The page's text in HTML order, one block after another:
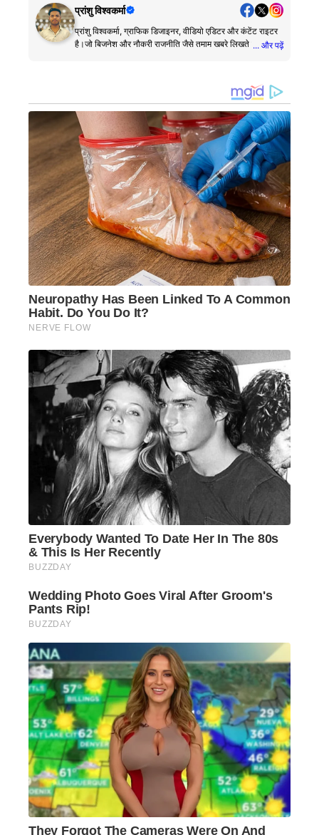
प्रांशु विश्वकर्मा
प्रांशु विश्वकर्मा, ग्राफिक डिजाइनर, वीडियो एडिटर और कंटेंट राइटर
है।जो बिजनेश और नौकरी राजनीति जैसे तमाम खबरे लिखते है।... और पढ़ें